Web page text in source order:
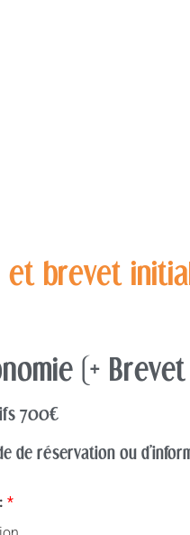
et brevet
(+
700€
de réservation ou
*